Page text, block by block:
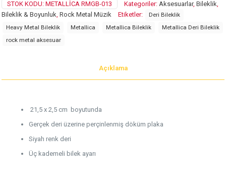
STOK KODU: METALLICA RMGB-013 Kategoriler: Aksesuarlar, Bileklik,
Bileklik & Boyunluk, Rock Metal Müzik Etiketler:
Deri Bileklik
Heavy Metal Bileklik
Metallica Metallica Bileklik
Metallica Deri Bileklik
rock metal aksesuar
Açıklama
21,5 x 2,5 cm boyutunda
Gerçek deri üzerine perçinlenmiş döküm plaka
Siyah renk deri
Üç kademeli bilek ayarı